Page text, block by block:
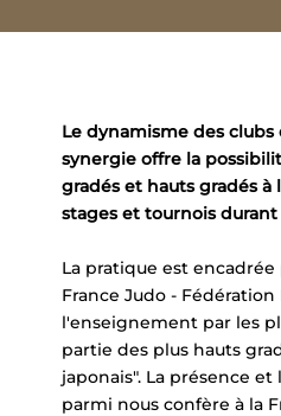
Le dynamisme des clubs
synergie offre la
gradés et hauts gradés
stages et tournois
La pratique est encadrée
France Judo -
l'enseignement par les
partie des plus hauts
japonais". La présence
parmi nous confère à la